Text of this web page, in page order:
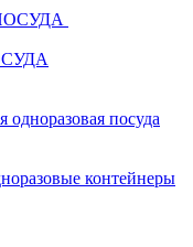
посуда
контейнеры